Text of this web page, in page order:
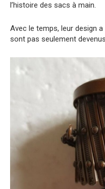
l’histoire des sacs à main.
Avec le temps, leur design
sont pas seulement